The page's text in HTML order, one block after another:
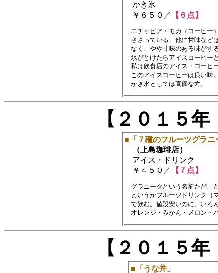
かき氷
￥６５０／
【６点】
エチオピア・モカ（コーヒー
ささっている。他に甘味など
なく、やや甘味のある味がす
氷がとけたらアイスコーヒー
私は飲食店のアイス・コーヒ
このアイスコーヒーは良い味
【２０１５
■「７種のフルーツグラニ
（上島珈琲店）
アイス・ドリンク
￥４５０／
【７点】
グラニータという名前だが、
というかフルーツドリンク（
で飲む。値段安いのに、いろ
【２０１５
■「うな丼」